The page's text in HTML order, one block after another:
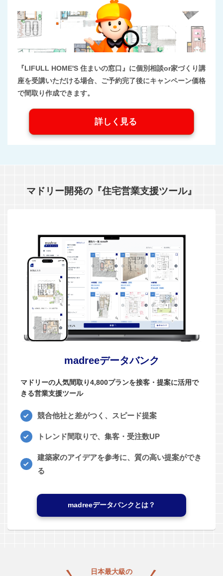
『LIFULL HOME'S 住まいの窓口』に個別相談or家づくり講
座を受講いただける場合、ご予約完了後にキャンペーン価格
で間取り作成できます。
詳しく見る
マドリー開発の『住宅営業支援ツール』
madreeデータバンク
マドリーの人気間取り4,800プランを接客・提案に活用で
きる営業支援ツール
競合他社と差がつく、スピード提案
トレンド間取りで、集客・受注数UP
建築家のアイデアを参考に、質の高い提案ができ
る
madreeデータバンクとは？
日本最大級の